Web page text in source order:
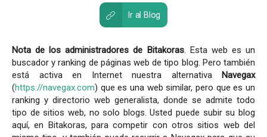
Ir al Blog
Nota de los administradores de Bitakoras. Esta web es un
buscador y ranking de páginas web de tipo blog. Pero también
está activa en Internet nuestra alternativa
Navegax
(https://navegax.com) que es una web similar, pero que es un
ranking y directorio web generalista, donde se admite todo
tipo de sitios web, no solo blogs. Usted puede subir su blog
aquí, en Bitakoras, para competir con otros sitios web del